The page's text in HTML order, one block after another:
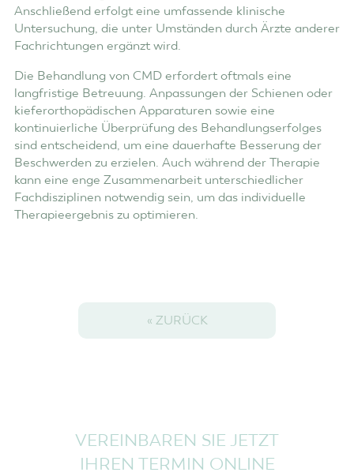
Anschließend erfolgt eine umfassende klinische
Untersuchung, die unter Umständen durch Ärzte anderer
Fachrichtungen ergänzt wird.
Die Behandlung von CMD erfordert oftmals eine
langfristige Betreuung. Anpassungen der Schienen oder
kieferorthopädischen Apparaturen sowie eine
kontinuierliche Überprüfung des Behandlungserfolges
sind entscheidend, um eine dauerhafte Besserung der
Beschwerden zu erzielen. Auch während der Therapie
kann eine enge Zusammenarbeit unterschiedlicher
Fachdisziplinen notwendig sein, um das individuelle
Therapieergebnis zu optimieren.
« ZURÜCK
VEREINBAREN SIE JETZT
IHREN TERMIN ONLINE